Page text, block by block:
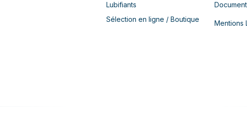
Lubifiants
Sélection en ligne / Boutique
Mentions